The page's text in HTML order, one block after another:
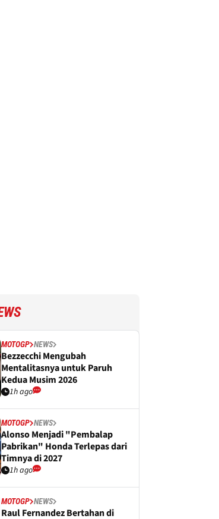
MOTOGP NEWS
Bezzecchi Mengubah
Mentalitasnya untuk Paruh
Kedua Musim 2026
1h ago
MOTOGP NEWS
Alonso Menjadi "Pembalap
Pabrikan" Honda Terlepas dari
Timnya di 2027
1h ago
MOTOGP NEWS
Raul Fernandez Bertahan di